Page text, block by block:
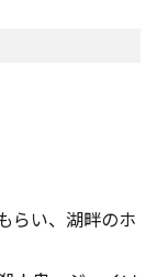
らい、湖畔のホ